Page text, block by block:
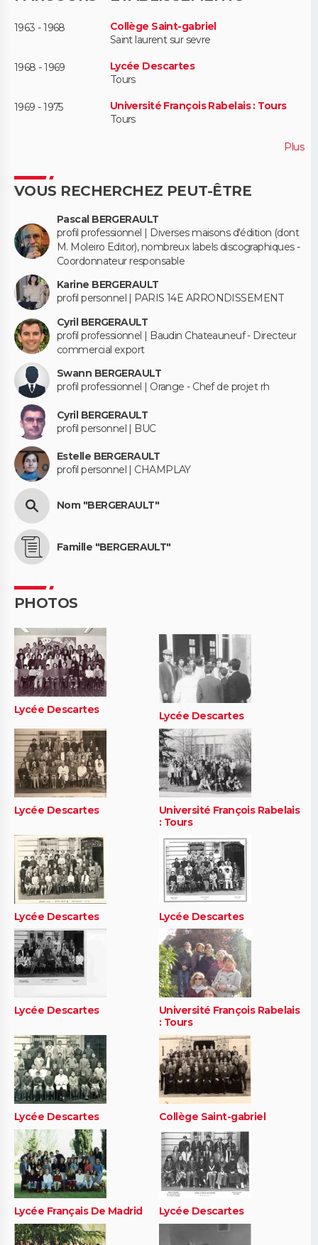
1963 - 1968
Collège Saint-gabriel
Saint laurent sur sevre
1968 - 1969
Lycée Descartes
Tours
1969 - 1975
Université François Rabelais : Tours
Tours
Plus
VOUS RECHERCHEZ PEUT-ÊTRE
Pascal BERGERAULT
profil professionnel | Diverses maisons d'édition (dont
M. Moleiro Editor), nombreux labels discographiques -
Coordonnateur responsable
Karine BERGERAULT
profil personnel | PARIS 14E ARRONDISSEMENT
Cyril BERGERAULT
profil professionnel | Baudin Chateauneuf - Directeur
commercial export
Swann BERGERAULT
profil professionnel | Orange - Chef de projet rh
Cyril BERGERAULT
profil personnel | BUC
Estelle BERGERAULT
profil personnel | CHAMPLAY
Nom "BERGERAULT"
Famille "BERGERAULT"
PHOTOS
Lycée Descartes Lycée Descartes
Lycée Descartes
Université François Rabelais
: Tours
Lycée Descartes Lycée Descartes
Lycée Descartes
Université François Rabelais
: Tours
Lycée Descartes Collège Saint-gabriel
Lycée Français De Madrid Lycée Descartes